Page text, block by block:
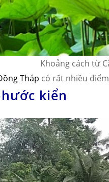
Khoảng cách từ
Tháp có rất nhiều
kiển